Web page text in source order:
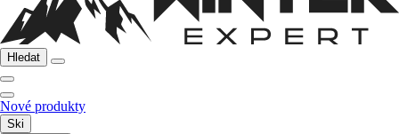
Hledat
Nové produkty
Ski